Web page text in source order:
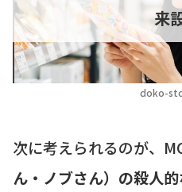
doko-
来
次に考えられるのが、
ん・ノブさん）の殺人